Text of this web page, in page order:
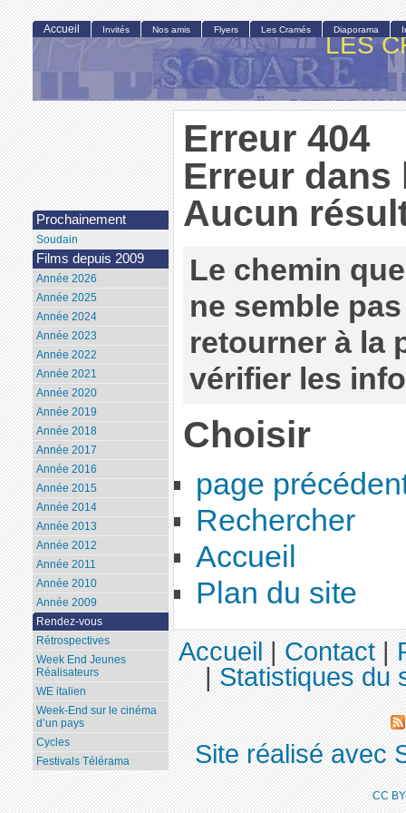
LES
Erreur 404
Erreur dans
Aucun
Le chemin
ne semble
retourner à la
vérifier les
Choisir
page
Rechercher
Accueil
Plan du site
Accueil Invités Nos amis Flyers Les Cramés Diaporama
Prochainement
Soudain
Films depuis 2009
Année 2026
Année 2025
Année 2024
Année 2023
Année 2022
Année 2021
Année 2020
Année 2019
Année 2018
Année 2017
Année 2016
Année 2015
Année 2014
Année 2013
Année 2012
Année 2011
Année 2010
Année 2009
Rendez-vous
Rétrospectives
Week End Jeunes
Réalisateurs
WE italien
Week-End sur le cinéma
d’un pays
Cycles
Festivals Télérama
Accueil|Contact|
|Statistiques du
Site réalisé avec
CC